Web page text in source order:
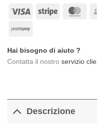
Visa Stripe
Postepay
Hai bisogno di aiuto ?
Contatta il nostro servizio
Descrizione